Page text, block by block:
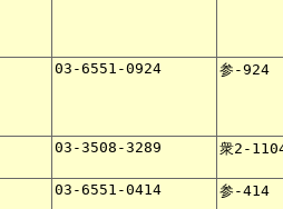
03-6551-0924 参-924
03-3508-3289 衆2-
03-6551-0414 参-414